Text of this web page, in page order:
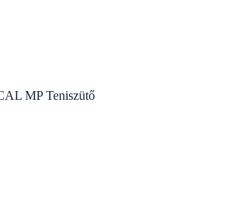
MP Teniszütő